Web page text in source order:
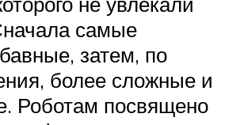
самые
затем, по
более сложные и
Роботам посвящено